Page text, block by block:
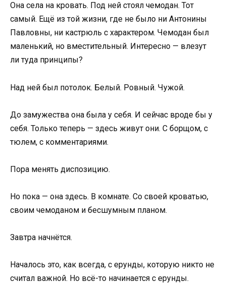
Она села на кровать. Под ней стоял чемодан. Тот
самый. Ещё из той жизни, где не было ни Антонины
Павловны, ни кастрюль с характером. Чемодан был
маленький, но вместительный. Интересно — влезут
ли туда принципы?
Над ней был потолок. Белый. Ровный. Чужой.
До замужества она была у себя. И сейчас вроде бы у
себя. Только теперь — здесь живут они. С борщом, с
тюлем, с комментариями.
Пора менять диспозицию.
Но пока — она здесь. В комнате. Со своей кроватью,
своим чемоданом и бесшумным планом.
Завтра начнётся.
Началось это, как всегда, с ерунды, которую никто не
считал важной. Но всё-то начинается с ерунды.